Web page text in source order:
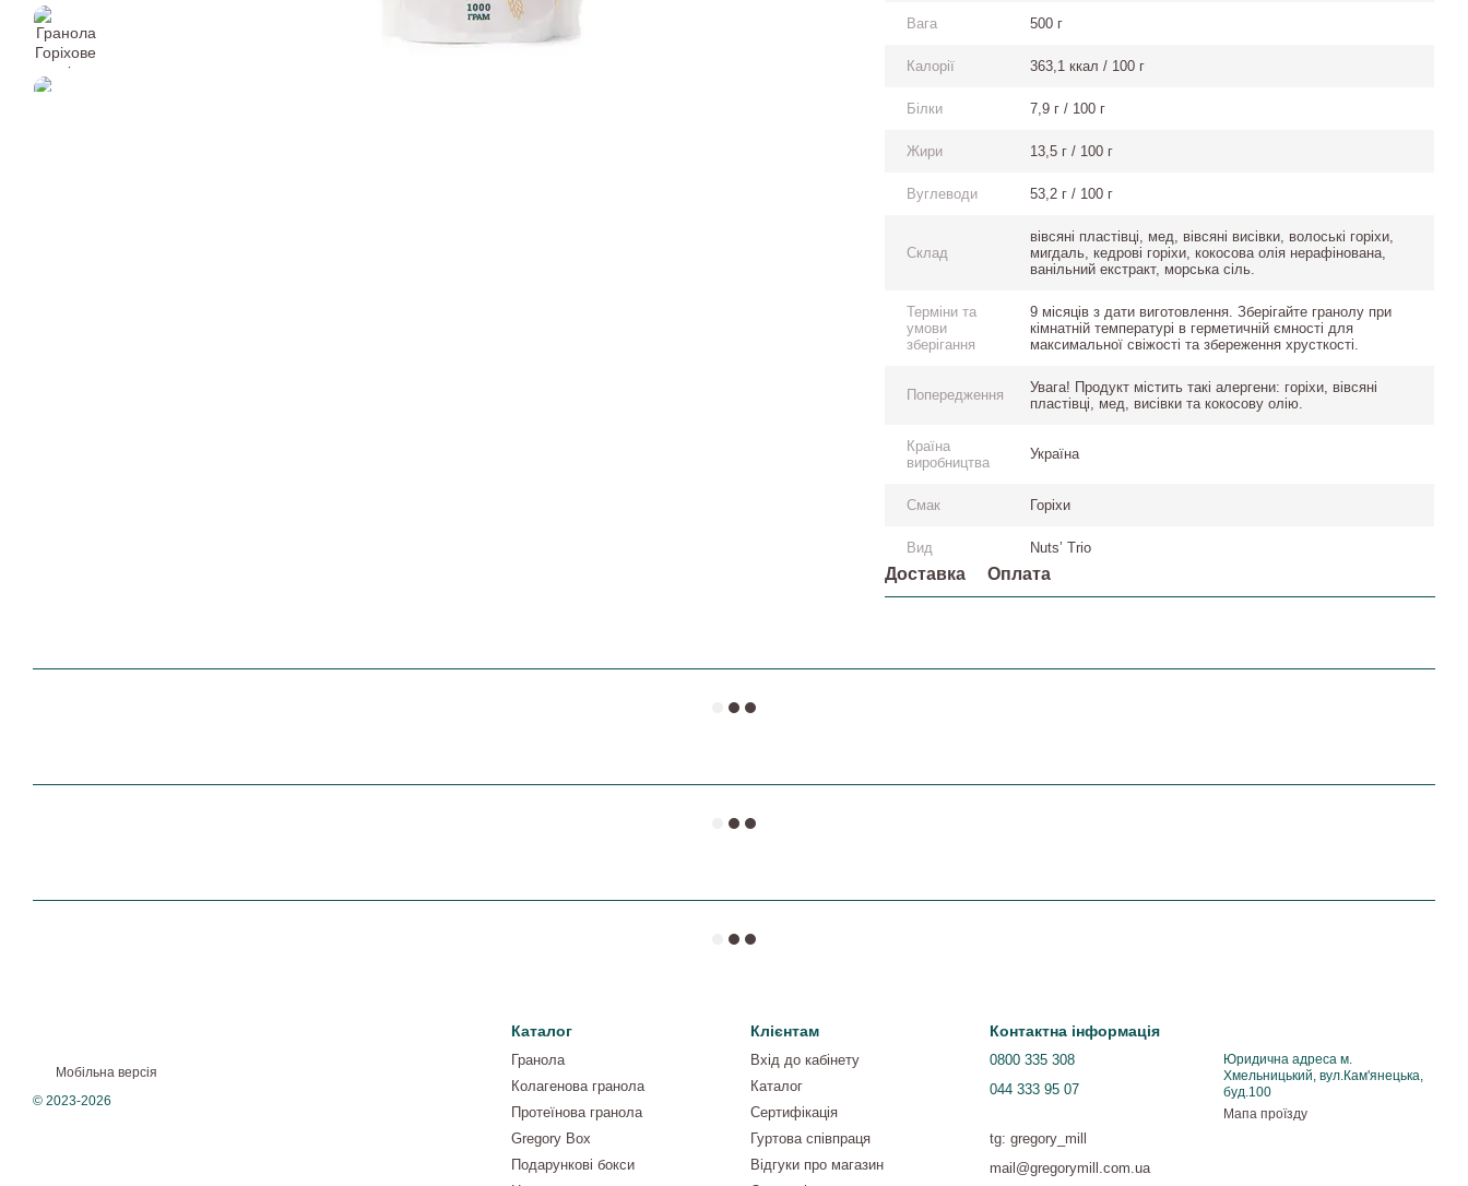
Вага 500 г
Калорії 363,1 ккал / 100 г
Білки 7,9 г / 100 г
Жири 13,5 г / 100 г
Вуглеводи 53,2 г / 100 г
Склад
вівсяні пластівці, мед, вівсяні висівки, волоські горіхи,
мигдаль, кедрові горіхи, кокосова олія нерафінована,
ванільний екстракт, морська сіль.
Терміни та
умови
зберігання
9 місяців з дати виготовлення. Зберігайте гранолу при
кімнатній температурі в герметичній ємності для
максимальної свіжості та збереження хрусткості.
Попередження
Увага! Продукт містить такі алергени: горіхи, вівсяні
пластівці, мед, висівки та кокосову олію.
Країна
виробництва
Україна
Смак Горіхи
Вид Nutsʼ Trio
Доставка Оплата
Мобільна версія
© 2023-2026
Каталог
Гранола
Колагенова гранола
Протеїнова гранола
Gregory Box
Подарункові бокси
Клієнтам
Вхід до кабінету
Каталог
Сертифікація
Гуртова співпраця
Відгуки про магазин
Контактна інформація
0800 335 308
044 333 95 07
tg: gregory_mill
mail@gregorymill.com.ua
Юридична адреса м.
Хмельницький, вул.Кам'янецька,
буд.100
Мапа проїзду